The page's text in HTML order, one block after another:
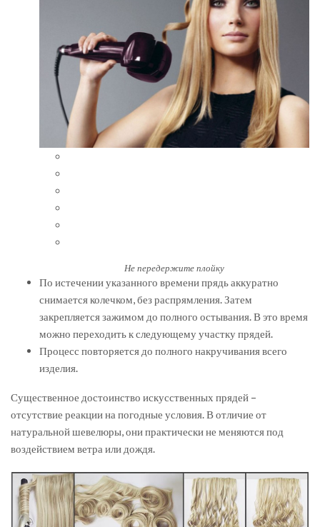
Не передержите плойку
По истечении указанного времени прядь аккуратно
снимается колечком, без распрямления. Затем
закрепляется зажимом до полного остывания. В это время
можно переходить к следующему участку прядей.
Процесс повторяется до полного накручивания всего
изделия.
Существенное достоинство искусственных прядей –
отсутствие реакции на погодные условия. В отличие от
натуральной шевелюры, они практически не меняются под
воздействием ветра или дождя.